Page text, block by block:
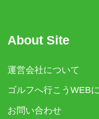
About Site
運営会社について
ゴルフへ行こうWEB
お問い合わせ